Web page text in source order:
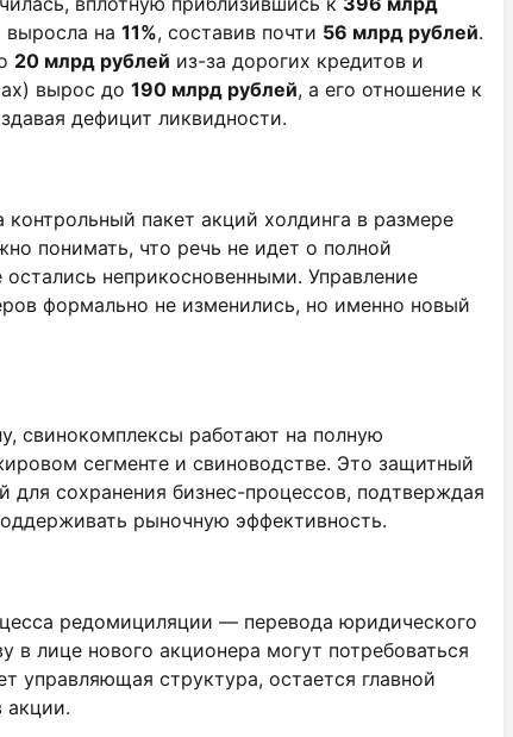
выросла на 11%, составив почти 56 млрд рублей.
20 млрд рублей из-за дорогих кредитов и
вырос до 190 млрд рублей, а его отношение к
дефицит ликвидности.
пакет акций холдинга в размере
понимать, что речь не идет о полной
неприкосновенными. Управление
формально не изменились, но именно новый
свинокомплексы работают на полную
сегменте и свиноводстве. Это защитный
сохранения бизнес-процессов, подтверждая
рыночную эффективность.
редомициляции — перевода юридического
лице нового акционера могут потребоваться
управляющая структура, остается главной
акции.